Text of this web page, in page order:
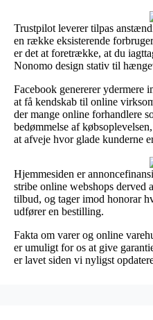
Trustpilot leverer tilpas
en række eksisterende
er det at foretrække, at du
Nonomo design stativ til
Facebook genererer
at få kendskab til online
der mange online forhandlere
bedømmelse af
at afveje hvor glade kunderne
Hjemmesiden er
stribe online webshops derved
tilbud, og tager imod honorar
udfører en bestilling.
Fakta om varer og online
er umuligt for os at give
er lavet siden vi nyligst